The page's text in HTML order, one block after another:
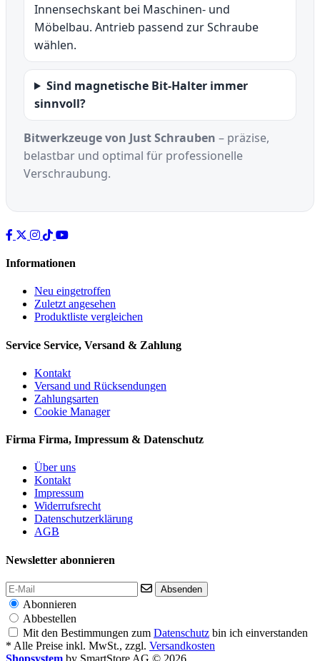
Innensechskant bei Maschinen- und
Möbelbau. Antrieb passend zur Schraube
wählen.
Sind magnetische Bit-Halter immer
sinnvoll?
Bitwerkzeuge von Just Schrauben – präzise,
belastbar und optimal für professionelle
Verschraubung.
Informationen
Neu eingetroffen
Zuletzt angesehen
Produktliste vergleichen
Service Service, Versand & Zahlung
Kontakt
Versand und Rücksendungen
Zahlungsarten
Cookie Manager
Firma Firma, Impressum & Datenschutz
Über uns
Kontakt
Impressum
Widerrufsrecht
Datenschutzerklärung
AGB
Newsletter abonnieren
Absenden
Abonnieren
Abbestellen
Mit den Bestimmungen zum Datenschutz bin ich einverstanden
* Alle Preise inkl. MwSt., zzgl. Versandkosten
Shopsystem by SmartStore AG © 2026